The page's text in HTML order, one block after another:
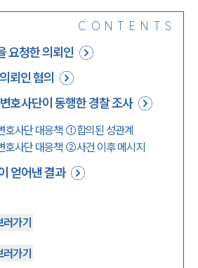
CONTENTS
요청한 의뢰인
뢰인 혐의
호사단이 동행한 경찰 조사
호사단 대응책 ①합의된 성관계
호사단 대응책 ②사건 이후 메시지
얻어낸 결과
러가기
러가기